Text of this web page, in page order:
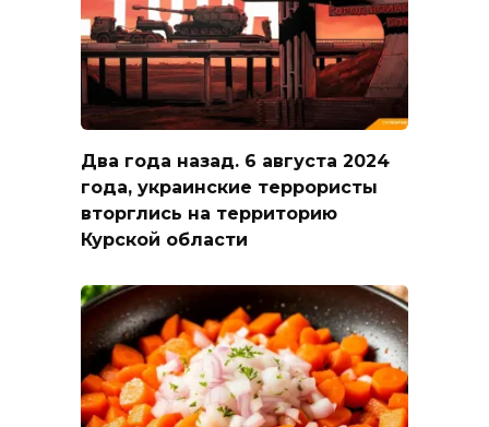
Два года назад. 6 августа 2024
года, украинские террористы
вторглись на территорию
Курской области